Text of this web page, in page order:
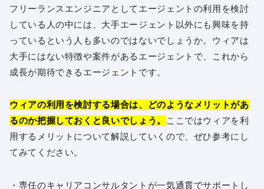
フリーランスエンジニアとしてエージェントの利用を検討
している人の中には、大手エージェント以外にも興味を持
っているという人も多いのではないでしょうか。ウィアは
大手にはない特徴や案件があるエージェントで、これから
成長が期待できるエージェントです。
ウィアの利用を検討する場合は、どのようなメリットがあ
るのか把握しておくと良いでしょう。
ここではウィアを利
用するメリットについて解説していくので、ぜひ参考にし
てみてください。
・専任のキャリアコンサルタントが一気通貫でサポートし